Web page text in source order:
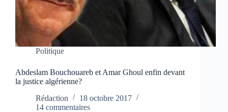
Politique
Abdeslam Bouchouareb et Amar Ghoul enfin devant
la justice algérienne?
Rédaction
18 octobre 2017
14 commentaires